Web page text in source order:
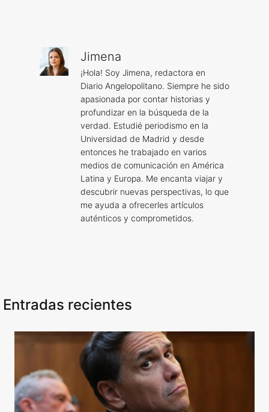
Jimena
¡Hola! Soy Jimena, redactora en
Diario Angelopolitano. Siempre he sido
apasionada por contar historias y
profundizar en la búsqueda de la
verdad. Estudié periodismo en la
Universidad de Madrid y desde
entonces he trabajado en varios
medios de comunicación en América
Latina y Europa. Me encanta viajar y
descubrir nuevas perspectivas, lo que
me ayuda a ofrecerles artículos
auténticos y comprometidos.
Entradas recientes